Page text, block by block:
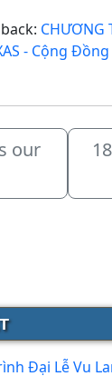
CHƯƠNG
- Cộng
our
Đại Lễ Vu